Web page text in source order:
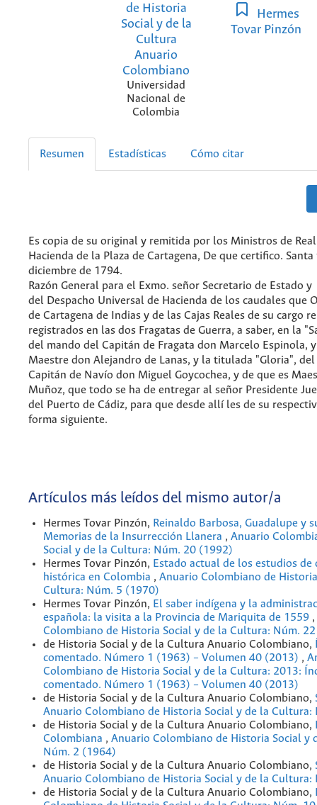
de Historia
Social y de la
Cultura
Anuario
Colombiano
Universidad
Nacional de
Colombia
Hermes
Tovar Pinzón
Resumen Estadísticas Cómo citar
Es copia de su original y remitida por los Ministros de Real
Hacienda de la Plaza de Cartagena, De que certifico.
diciembre de 1794.
Razón General para el Exmo. señor Secretario de Estado y
del Despacho Universal de Hacienda de los caudales que
de Cartagena de Indias y de las Cajas Reales de su cargo
registrados en las dos Fragatas de Guerra, a saber, en la
del mando del Capitán de Fragata don Marcelo Espinola,
Maestre don Alejandro de Lanas, y la titulada "Gloria",
Capitán de Navío don Miguel Goycochea, y de que es
Muñoz, que todo se ha de entregar al señor Presidente
del Puerto de Cádiz, para que desde allí les de su
forma siguiente.
Artículos más leídos del mismo autor/a
Hermes Tovar Pinzón, Reinaldo Barbosa, Guadalupe y
Memorias de la Insurrección Llanera , Anuario
Social y de la Cultura: Núm. 20 (1992)
Hermes Tovar Pinzón, Estado actual de los estudios de
histórica en Colombia , Anuario Colombiano de
Cultura: Núm. 5 (1970)
Hermes Tovar Pinzón, El saber indígena y la
española: la visita a la Provincia de Mariquita de 1559 ,
Colombiano de Historia Social y de la Cultura: Núm.
de Historia Social y de la Cultura Anuario Colombiano,
comentado. Número 1 (1963) – Volumen 40 (2013) ,
Colombiano de Historia Social y de la Cultura: 2013:
comentado. Número 1 (1963) – Volumen 40 (2013)
de Historia Social y de la Cultura Anuario Colombiano,
Anuario Colombiano de Historia Social y de la Cultura:
de Historia Social y de la Cultura Anuario Colombiano,
Colombiana , Anuario Colombiano de Historia Social y
Núm. 2 (1964)
de Historia Social y de la Cultura Anuario Colombiano,
Anuario Colombiano de Historia Social y de la Cultura:
de Historia Social y de la Cultura Anuario Colombiano,